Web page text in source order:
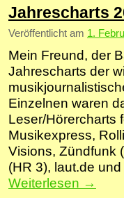
Jahrescharts
Veröffentlicht am 1.
Mein Freund, der
Jahrescharts der
Einzelnen waren
Leser/Hörercharts
Musikexpress,
Visions, Zündfunk
(HR 3), laut.de
Weiterlesen →